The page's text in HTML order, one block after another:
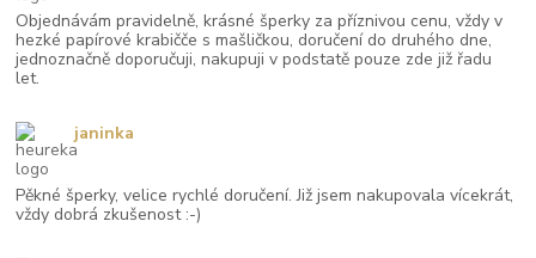
Objednávám pravidelně, krásné šperky za příznivou cenu, vždy v
hezké papírové krabičče s mašličkou, doručení do druhého dne,
jednoznačně doporučuji, nakupuji v podstatě pouze zde již řadu
let.
Pěkné šperky, velice rychlé doručení. Již jsem nakupovala vícekrát,
vždy dobrá zkušenost :-)
janinka